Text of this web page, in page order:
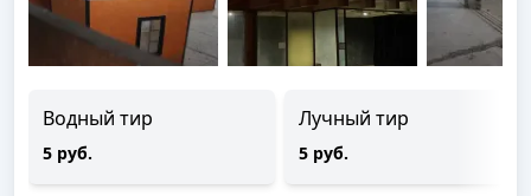
Водный тир
5 руб.
Лучный тир
5 руб.